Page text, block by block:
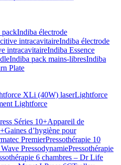
Indiba électrode
intracavitaireIndiba électrode
intracavitaireIndiba Essence
Indiba pack mains-libresIndiba
Plate
XLi (40W) laserLightforce
Lightforce
Séries 10+Appareil de
Gaines d’hygiène pour
PremierPressothérapie 10
PressodynamiePressothérapie
6 chambres – Dr Life